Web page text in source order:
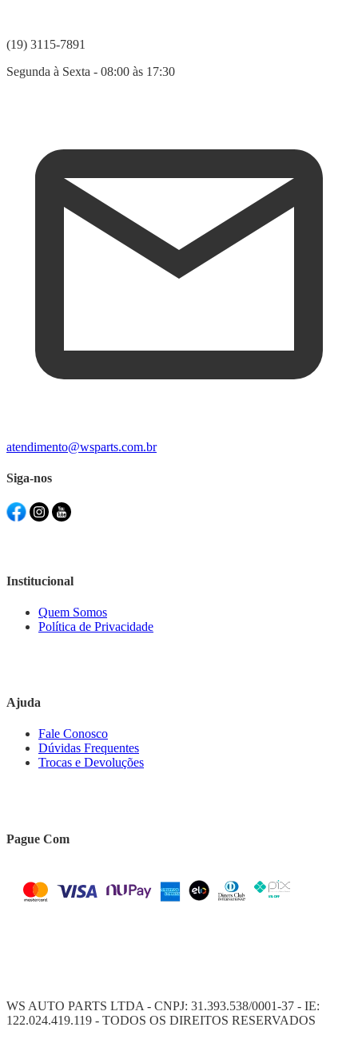
(19) 3115-7891
Segunda à Sexta - 08:00 às 17:30
atendimento@wsparts.com.br
Siga-nos
Institucional
Quem Somos
Política de Privacidade
Ajuda
Fale Conosco
Dúvidas Frequentes
Trocas e Devoluções
Pague Com
WS AUTO PARTS LTDA - CNPJ: 31.393.538/0001-37 - IE:
122.024.419.119 - TODOS OS DIREITOS RESERVADOS